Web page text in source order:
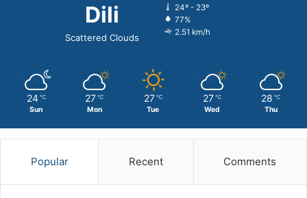
Dili
Scattered Clouds
24º - 23º
77%
2.51 km/h
24 ℃
Sun
27 ℃
Mon
27 ℃
Tue
27 ℃
Wed
28 ℃
Thu
Popular Recent Comments